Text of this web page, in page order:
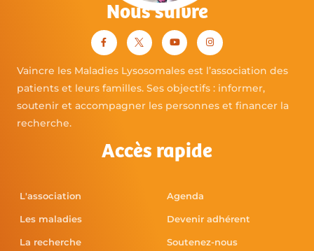
Nous suivre
Vaincre les Maladies Lysosomales est l’association des
patients et leurs familles. Ses objectifs : informer,
soutenir et accompagner les personnes et financer la
recherche.
Accès rapide
L'association
Les maladies
La recherche
Agenda
Devenir adhérent
Soutenez-nous